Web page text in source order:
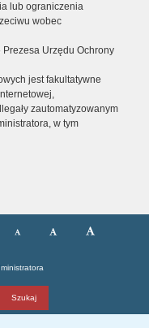
lub ograniczenia
wobec
Urzędu Ochrony
jest fakultatywne
zautomatyzowanym
w tym